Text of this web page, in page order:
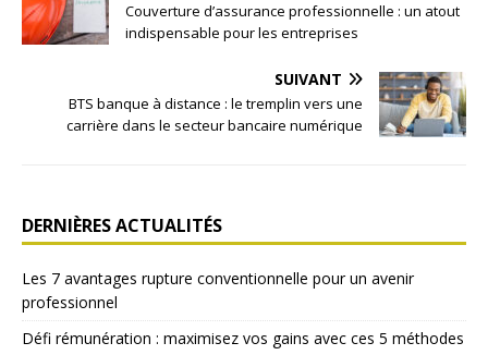
Couverture d’assurance professionnelle : un atout
indispensable pour les entreprises
SUIVANT
BTS banque à distance : le tremplin vers une
carrière dans le secteur bancaire numérique
DERNIÈRES ACTUALITÉS
Les 7 avantages rupture conventionnelle pour un avenir
professionnel
Défi rémunération : maximisez vos gains avec ces 5 méthodes